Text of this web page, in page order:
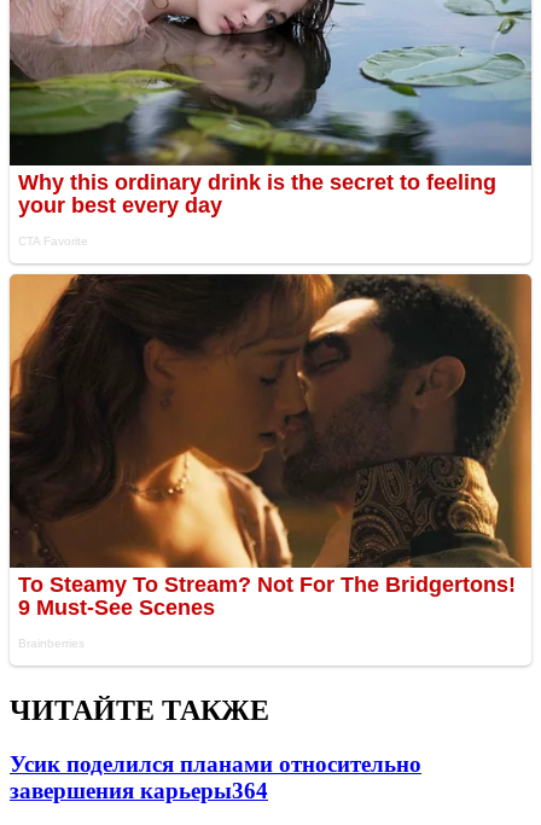
ЧИТАЙТЕ ТАКЖЕ
Усик поделился планами относительно
завершения карьеры364